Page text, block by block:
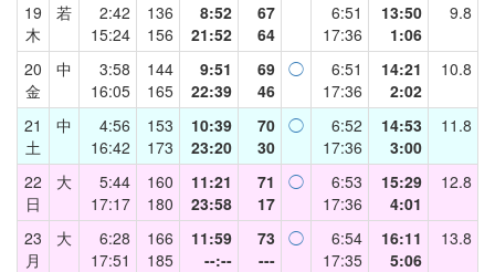
19
木
若
2:42
15:24
136
156
8:52
21:52
67
64
6:51
17:36
13:50
1:06
9.8
20
金
中
3:58
16:05
144
165
9:51
22:39
69
46
◯
6:51
17:36
14:21
2:02
10.8
21
土
中
4:56
16:42
153
173
10:39
23:20
70
30
◯
6:52
17:36
14:53
3:00
11.8
22
日
大
5:44
17:17
160
180
11:21
23:58
71
17
◯
6:53
17:36
15:29
4:01
12.8
23
月
大
6:28
17:51
166
185
11:59
--:--
73
---
◯
6:54
17:35
16:11
5:06
13.8